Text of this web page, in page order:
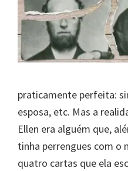
praticamente perfeita:
esposa, etc. Mas a
Ellen era alguém que,
tinha perrengues com o
quatro cartas que ela